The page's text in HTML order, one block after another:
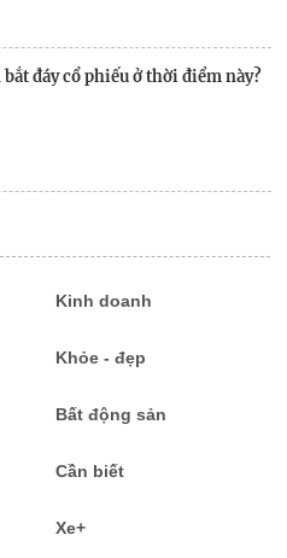
bắt đáy cổ phiếu ở thời điểm này?
Kinh doanh
Khỏe - đẹp
Bất động sản
Cần biết
Xe+